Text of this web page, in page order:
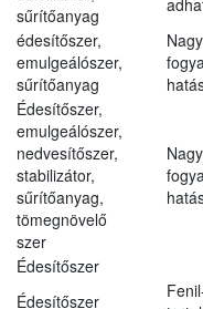
sűrítőanyag
édesítőszer,
emulgeálószer,
sűrítőanyag
Édesítőszer,
emulgeálószer,
nedvesítőszer,
stabilizátor,
sűrítőanyag,
tömegnövelő
szer
Édesítőszer
Édesítőszer